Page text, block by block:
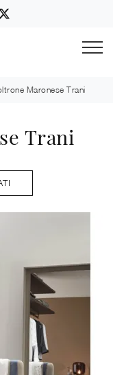
Maronese Trani
Trani